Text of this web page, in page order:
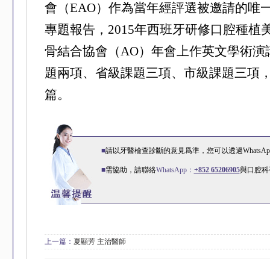
會（EAO）作為當年經評選被邀請的唯
專題報告，2015年西班牙研修口腔種植
骨結合協會（AO）年會上作英文學術
題兩項、省級課題三項、市級課題三項
篇。
■請以牙醫檢查診斷的意見爲準，您可以透過
■需協助，請聯絡WhatsApp： +852 65206905與口腔
上一篇： 夏顯芳 主治醫師